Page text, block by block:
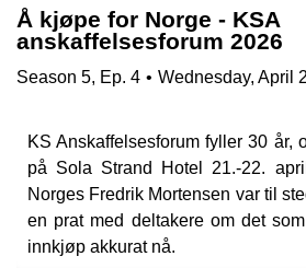
Å kjøpe for Norge - KSA
anskaffelsesforum 2026
Season 5, Ep. 4 • Wednesday, April
KS Anskaffelsesforum fyller 30 år,
på Sola Strand Hotel 21.-22.
Norges Fredrik Mortensen var til
en prat med deltakere om det
innkjøp akkurat nå.